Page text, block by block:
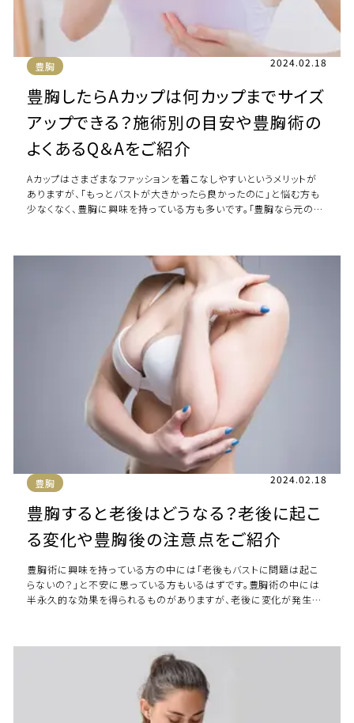
豊胸 2024.02.18
豊胸したらAカップは何カップまでサイズ
アップできる？施術別の目安や豊胸術の
よくあるQ＆Aをご紹介
Aカップはさまざまなファッションを着こなしやすいというメリットが
ありますが、「もっとバストが大きかったら良かったのに」と悩む方も
少なくなく、豊胸に興味を持っている方も多いです。「豊胸なら元のサ
豊胸 2024.02.18
豊胸すると老後はどうなる？老後に起こ
る変化や豊胸後の注意点をご紹介
豊胸術に興味を持っている方の中には「老後もバストに問題は起こ
らないの？」と不安に思っている方もいるはずです。豊胸術の中には
半永久的な効果を得られるものがありますが、老後に変化が発生す